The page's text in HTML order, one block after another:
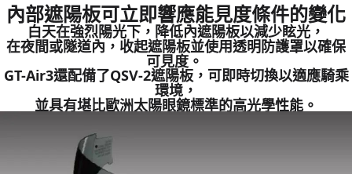
內部遮陽板可立即響應能見度條件的變化
白天在強烈陽光下，降低內遮陽板以減少眩光，
在夜間或隧道內，收起遮陽板並使用透明防護罩以確保
可見度。
GT-Air3還配備了QSV-2遮陽板，可即時切換以適應騎乘
環境，
並具有堪比歐洲太陽眼鏡標準的高光學性能。